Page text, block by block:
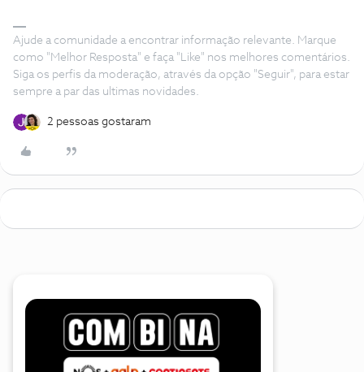
Ajude a comunidade a encontrar informação relevante. Marque
como "Melhor Resposta" e faça "Like" nos melhores comentários.
Siga os perfis da moderação, através da opção "Seguir", para estar
sempre a par das ultimas novidades.
2 pessoas gostaram